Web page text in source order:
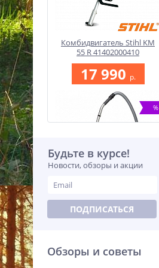
Комбидвигатель Stihl KM
55 R 41402000410
17 990 p.
%
Пылесос Stihl SE 122
47740124400
Будьте в курсе!
Новости, обзоры и акции
ПОДПИСАТЬСЯ
Обзоры и советы